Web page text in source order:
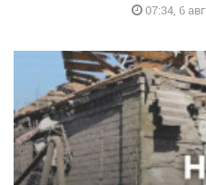
07:34, 6